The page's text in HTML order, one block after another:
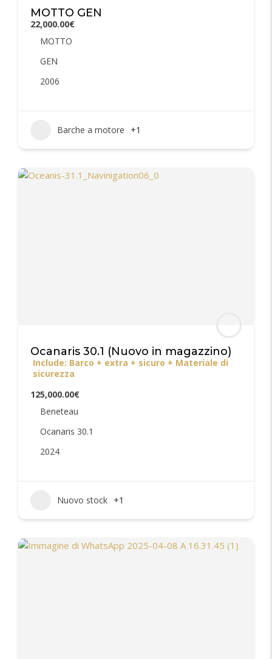
MOTTO GEN
22,000.00€
MOTTO
GEN
2006
Barche a motore +1
Ocanaris 30.1 (Nuovo in magazzino)
Include: Barco + extra + sicuro + Materiale di
sicurezza
125,000.00€
Beneteau
Ocanaris 30.1
2024
Nuovo stock +1